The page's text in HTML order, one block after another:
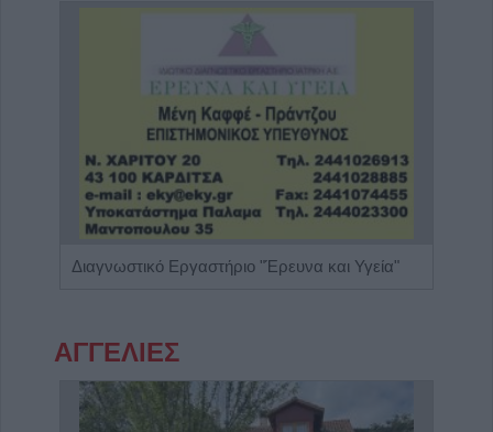
Διαγνωστικό Εργαστήριο "Έρευνα και Υγεία"
ΑΓΓΕΛΙΕΣ